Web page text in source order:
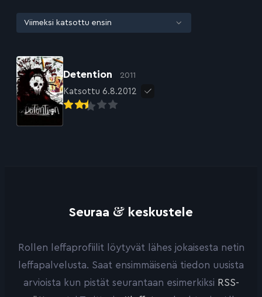
Detention 2011
Katsottu 6.8.2012
Seuraa & keskustele
Rollen leffaprofiilit löytyvät lähes jokaisesta netin
leffapalvelusta. Saat ensimmäisenä tiedon uusista
arvioista kun pistät seurantaan esimerkiksi RSS-